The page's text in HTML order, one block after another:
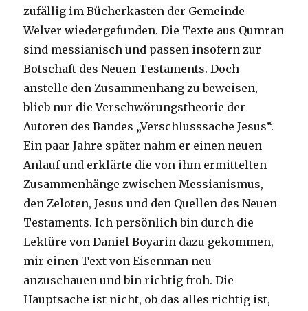
zufällig im Bücherkasten der Gemeinde
Welver wiedergefunden. Die Texte aus Qumran
sind messianisch und passen insofern zur
Botschaft des Neuen Testaments. Doch
anstelle den Zusammenhang zu beweisen,
blieb nur die Verschwörungstheorie der
Autoren des Bandes „Verschlusssache Jesus“.
Ein paar Jahre später nahm er einen neuen
Anlauf und erklärte die von ihm ermittelten
Zusammenhänge zwischen Messianismus,
den Zeloten, Jesus und den Quellen des Neuen
Testaments. Ich persönlich bin durch die
Lektüre von Daniel Boyarin dazu gekommen,
mir einen Text von Eisenman neu
anzuschauen und bin richtig froh. Die
Hauptsache ist nicht, ob das alles richtig ist,